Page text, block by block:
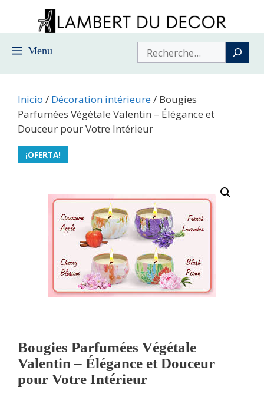
contenido
Menu Buscar
Inicio / Décoration intérieure/ Bougies
Parfumées Végétale Valentin – Élégance et
Douceur pour Votre Intérieur
¡OFERTA!
Bougies Parfumées Végétale
Valentin – Élégance et Douceur
pour Votre Intérieur